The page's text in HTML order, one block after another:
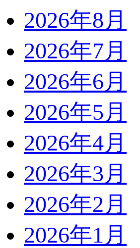
2026年8月
2026年7月
2026年6月
2026年5月
2026年4月
2026年3月
2026年2月
2026年1月